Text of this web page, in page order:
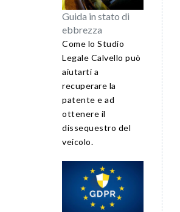
Guida in stato di
ebbrezza
Come lo Studio
Legale Calvello può
aiutarti a
recuperare la
patente e ad
ottenere il
dissequestro del
veicolo.